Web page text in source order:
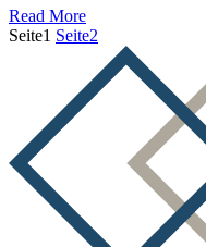
Read More
Seite1 Seite2